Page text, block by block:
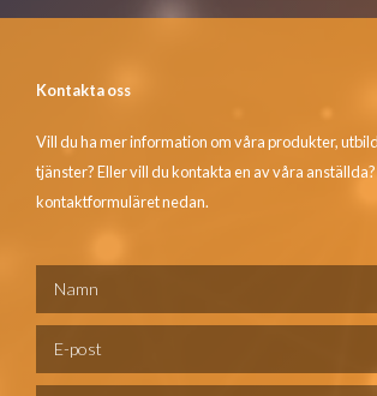
Kontakta oss
Vill du ha mer information om våra produkter,
tjänster? Eller vill du kontakta en av våra
kontaktformuläret nedan.